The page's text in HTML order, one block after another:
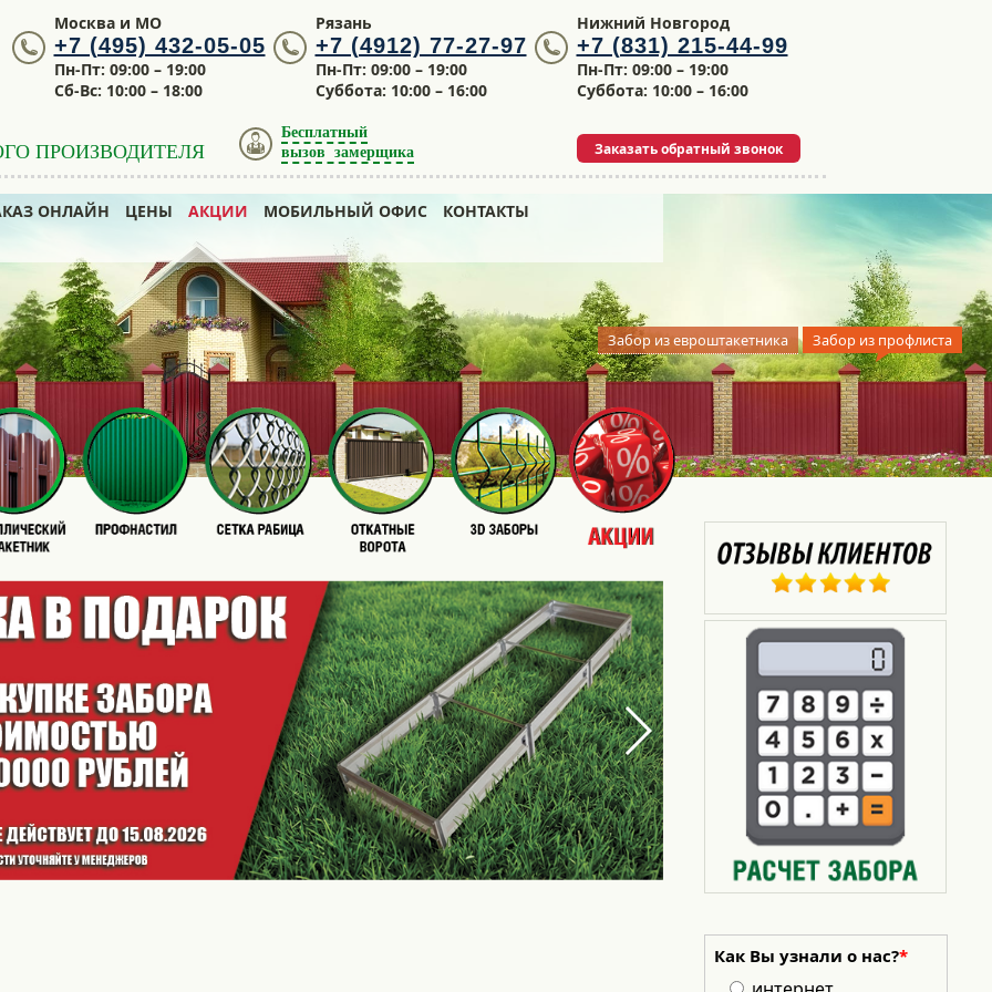
Москва и МО
+7 (495) 432-05-05
Пн-Пт: 09:00 – 19:00
Сб-Вс: 10:00 – 18:00
Рязань
+7 (4912) 77-27-97
Пн-Пт: 09:00 – 19:00
Суббота: 10:00 – 16:00
Нижний Новгород
+7 (831) 215-44-99
Пн-Пт: 09:00 – 19:00
Суббота: 10:00 – 16:00
Заказать обратный звонок
ПРОИЗВОДИТЕЛЯ
Бесплатный
вызов замерщика
ОНЛАЙН ЦЕНЫ АКЦИИ МОБИЛЬНЫЙ ОФИС
КОНТАКТЫ
Забор из евроштакетника Забор из профлиста
Как Вы узнали о нас?*